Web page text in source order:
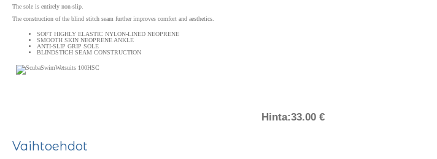
The sole is entirely non-slip.
The construction of the blind stitch seam further improves comfort and aesthetics.
SOFT HIGHLY ELASTIC NYLON-LINED NEOPRENE
SMOOTH SKIN NEOPRENE ANKLE
ANTI-SLIP GRIP SOLE
BLINDSTICH SEAM CONSTRUCTION
Hinta:33.00 €
Vaihtoehdot